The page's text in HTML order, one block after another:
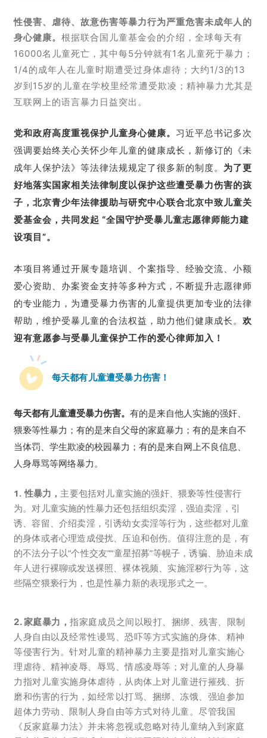
性侵害、虐待、故意伤害等暴力行为严重危害未成年人的
身心健康。 根据联合国儿童基金会的介绍，全球每天有
16000名儿童死亡，其中每5分钟就有1名儿童死于暴力；
1/4的成年人在儿童时期遭受过身体虐待； 大约1/3的13
岁到15岁的儿童在学校里经常遭受欺凌； 精神暴力尤其是
互联网上的语言暴力日益突出。
党和政府高度重视保护儿童身心健康。 习近平总书记多次
强调要始终关心关怀少年儿童的健康成长，新修订的《未
成年人保护法》等法律法规规定了很多新的制度。 为了更
好地落实国家相关法律制度以保护这些遭受暴力伤害的孩
子，北京青少年法律援助与研究中心联合北京中致儿童关
爱基金会，共同发起 “全国守护受暴儿童志愿律师能力建
设项目”。
本项目将通过开展专题培训、个案指导、经验交流、小额
爱心资助、办案资金支持等多种方式，不断提升志愿律师
的专业能力，为遭受暴力伤害的儿童提供更加专业的法律
帮助，维护受暴儿童的合法权益，助力他们健康成长。 欢
迎有意愿参与受暴儿童保护工作的爱心律师加入！
每天都有儿童遭受暴力伤害！
每天都有儿童遭受暴力伤害。 有的是来自他人实施的强奸、
猥亵等性暴力；有的是来自父母的家庭暴力；有的是来自不
当体罚、学生欺凌的校园暴力；有的是来自网上不良信息、
人身辱骂等网络暴力。
1. 性暴力， 主要包括对儿童实施的强奸、猥亵等性侵害行
为。对儿童实施的性暴力还包括组织卖淫，强迫卖淫，引
诱、容留、介绍卖淫，引诱幼女卖淫等行为，这些都对儿童
的身体或者心理造成侵扰、压迫和创伤。值得注意的是，有
的不法分子以“个性交友”“童星招募”等幌子，诱骗、胁迫未成
年人进行裸聊或发送裸照、裸体视频、实施淫秽行为等，这
些隔空猥亵行为，也是性暴力新的表现形式之一。
2. 家庭暴力，指家庭成员之间以殴打、捆绑、残害、限制
人身自由以及经常性谩骂、恐吓等方式实施的身体、精神
等侵害行为。针对儿童的精神暴力主要是指对儿童实施心
理虐待、精神凌辱、辱骂、情感凌辱等；对儿童的人身暴
力指对儿童实施身体虐待，从肉体上对儿童进行摧残、折
磨和伤害的行为，如经常以打骂、捆绑、冻饿、强迫参加
超体力劳动、限制人身自由等方式对待儿童。尽管我国
《反家庭暴力法》并未将忽视或忽略对待儿童纳入到家庭